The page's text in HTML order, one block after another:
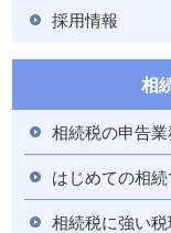
採用情報
相
相続税の申告
はじめての相
相続税に強い